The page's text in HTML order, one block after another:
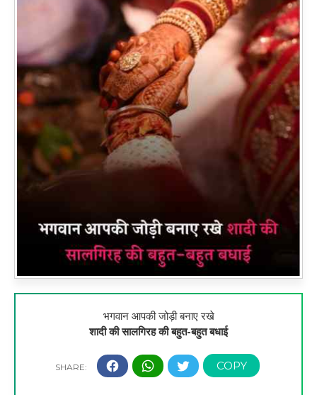
भगवान आपकी जोड़ी बनाए रखे
शादी की सालगिरह की बहुत-बहुत बधाई